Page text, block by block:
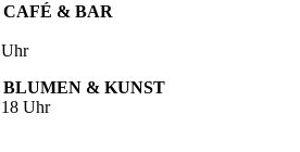
CAFÉ & BAR
BLUMEN & KUNST
Uhr